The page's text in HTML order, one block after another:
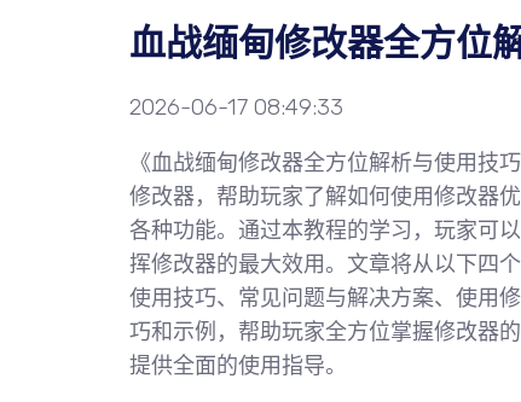
血战缅甸修改器全方位
2026-06-17 08:49:33
《血战缅甸修改器全方位解析与使用技
修改器，帮助玩家了解如何使用修改器
各种功能。通过本教程的学习，玩家可
挥修改器的最大效用。文章将从以下四
使用技巧、常见问题与解决方案、使用
巧和示例，帮助玩家全方位掌握修改器
提供全面的使用指导。